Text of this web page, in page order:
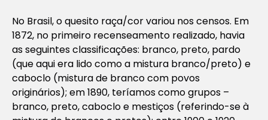
No Brasil, o quesito raça/cor variou nos censos. Em
1872, no primeiro recenseamento realizado, havia
as seguintes classificações: branco, preto, pardo
(que aqui era lido como a mistura branco/preto) e
caboclo (mistura de branco com povos
originários); em 1890, teríamos como grupos –
branco, preto, caboclo e mestiços (referindo-se à